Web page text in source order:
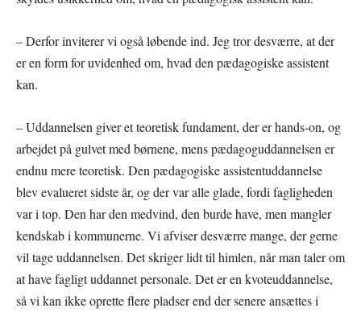
– Derfor inviterer vi også løbende ind. Jeg tror desværre, at der
er en form for uvidenhed om, hvad den pædagogiske assistent
kan.
– Uddannelsen giver et teoretisk fundament, der er hands-on, og
arbejdet på gulvet med børnene, mens pædagoguddannelsen er
endnu mere teoretisk. Den pædagogiske assistentuddannelse
blev evalueret sidste år, og der var alle glade, fordi fagligheden
var i top. Den har den medvind, den burde have, men mangler
kendskab i kommunerne. Vi afviser desværre mange, der gerne
vil tage uddannelsen. Det skriger lidt til himlen, når man taler om
at have fagligt uddannet personale. Det er en kvoteuddannelse,
så vi kan ikke oprette flere pladser end der senere ansættes i